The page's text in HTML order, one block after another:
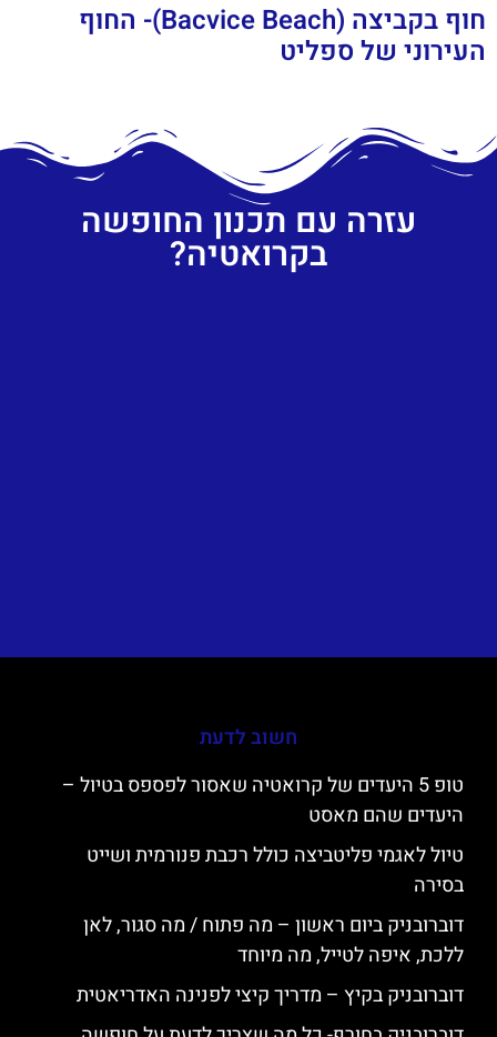
חוף בקביצה (Bacvice Beach)- החוף
העירוני של ספליט
עזרה עם תכנון החופשה
בקרואטיה?
חשוב לדעת
טופ 5 היעדים של קרואטיה שאסור לפספס בטיול –
היעדים שהם מאסט
טיול לאגמי פליטביצה כולל רכבת פנורמית ושייט
בסירה
דוברובניק ביום ראשון – מה פתוח / מה סגור, לאן
ללכת, איפה לטייל, מה מיוחד
דוברובניק בקיץ – מדריך קיצי לפנינה האדריאטית